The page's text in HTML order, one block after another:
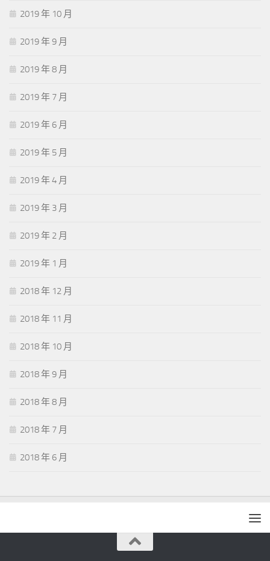
2019 年 10 月
2019 年 9 月
2019 年 8 月
2019 年 7 月
2019 年 6 月
2019 年 5 月
2019 年 4 月
2019 年 3 月
2019 年 2 月
2019 年 1 月
2018 年 12 月
2018 年 11 月
2018 年 10 月
2018 年 9 月
2018 年 8 月
2018 年 7 月
2018 年 6 月